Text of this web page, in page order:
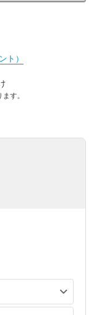
ト）
す。